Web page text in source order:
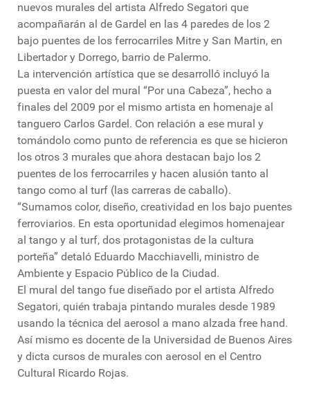
nuevos murales del artista Alfredo Segatori que
acompañarán al de Gardel en las 4 paredes de los 2
bajo puentes de los ferrocarriles Mitre y San Martin, en
Libertador y Dorrego, barrio de Palermo.
La intervención artística que se desarrolló incluyó la
puesta en valor del mural “Por una Cabeza”, hecho a
finales del 2009 por el mismo artista en homenaje al
tanguero Carlos Gardel. Con relación a ese mural y
tomándolo como punto de referencia es que se hicieron
los otros 3 murales que ahora destacan bajo los 2
puentes de los ferrocarriles y hacen alusión tanto al
tango como al turf (las carreras de caballo).
“Sumamos color, diseño, creatividad en los bajo puentes
ferroviarios. En esta oportunidad elegimos homenajear
al tango y al turf, dos protagonistas de la cultura
porteña” detaló Eduardo Macchiavelli, ministro de
Ambiente y Espacio Público de la Ciudad.
El mural del tango fue diseñado por el artista Alfredo
Segatori, quién trabaja pintando murales desde 1989
usando la técnica del aerosol a mano alzada free hand.
Así mismo es docente de la Universidad de Buenos Aires
y dicta cursos de murales con aerosol en el Centro
Cultural Ricardo Rojas.